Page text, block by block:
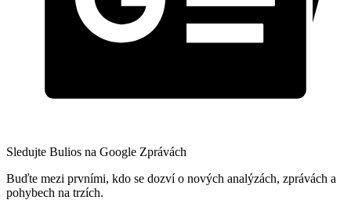
Sledujte Bulios na Google Zprávách
Buďte mezi prvními, kdo se dozví o nových analýzách, zprávách a
pohybech na trzích.